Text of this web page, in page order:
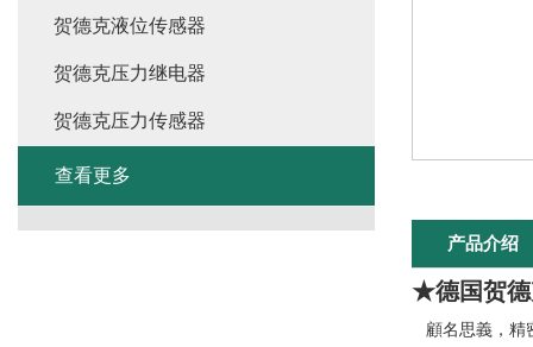
产品介绍
★德国贺
顧名思義，精
贺德克液位传感器
贺德克压力继电器
贺德克压力传感器
查看更多